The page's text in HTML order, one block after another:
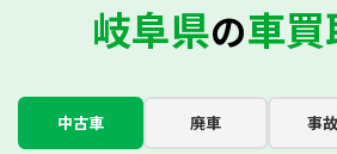
岐阜県の車
中古車 廃車 事